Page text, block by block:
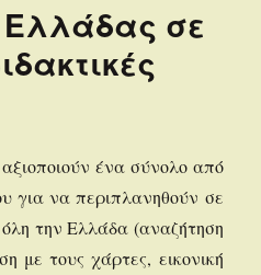
Ελλάδας σε
ένα σύνολο από
για να περιπλανηθούν σε
την Ελλάδα (αναζήτηση
με τους χάρτες, εικονική